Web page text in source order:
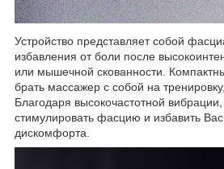
Устройство представляет собой
избавления от боли после
или мышечной скованности.
брать массажер с собой на
Благодаря высокочастотной
стимулировать фасцию и избавить
дискомфорта.